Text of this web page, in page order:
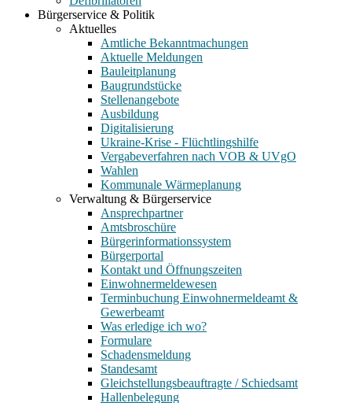
Bürgerservice & Politik
Aktuelles
Amtliche Bekanntmachungen
Aktuelle Meldungen
Bauleitplanung
Baugrundstücke
Stellenangebote
Ausbildung
Digitalisierung
Ukraine-Krise - Flüchtlingshilfe
Vergabeverfahren nach VOB & UVgO
Wahlen
Kommunale Wärmeplanung
Verwaltung & Bürgerservice
Ansprechpartner
Amtsbroschüre
Bürgerinformationssystem
Bürgerportal
Kontakt und Öffnungszeiten
Einwohnermeldewesen
Terminbuchung Einwohnermeldeamt &
Gewerbeamt
Was erledige ich wo?
Formulare
Schadensmeldung
Standesamt
Gleichstellungsbeauftragte / Schiedsamt
Hallenbelegung